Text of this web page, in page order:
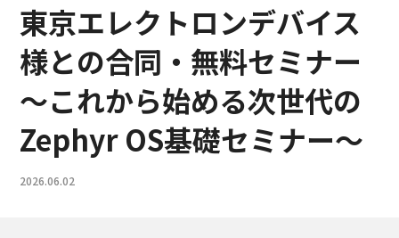
東京エレクトロンデバイス
様との合同・無料セミナー
～これから始める次世代の
Zephyr OS基礎セミナー～
2026.06.02